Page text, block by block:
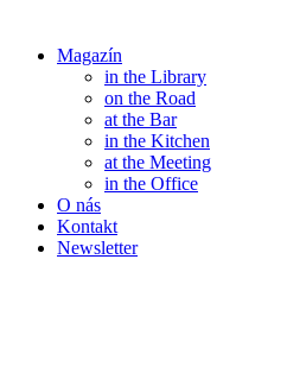
Magazín
in the Library
on the Road
at the Bar
in the Kitchen
at the Meeting
in the Office
O nás
Kontakt
Newsletter